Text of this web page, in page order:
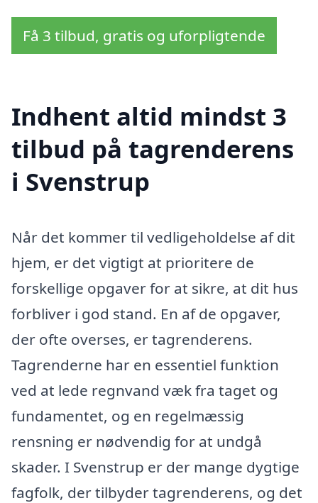
Få 3 tilbud, gratis og uforpligtende
Indhent altid mindst 3
tilbud på tagrenderens
i Svenstrup
Når det kommer til vedligeholdelse af dit
hjem, er det vigtigt at prioritere de
forskellige opgaver for at sikre, at dit hus
forbliver i god stand. En af de opgaver,
der ofte overses, er tagrenderens.
Tagrenderne har en essentiel funktion
ved at lede regnvand væk fra taget og
fundamentet, og en regelmæssig
rensning er nødvendig for at undgå
skader. I Svenstrup er der mange dygtige
fagfolk, der tilbyder tagrenderens, og det